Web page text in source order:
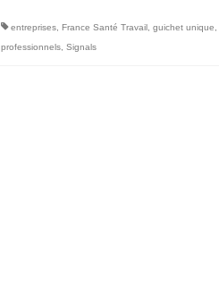
entreprises, France Santé Travail, guichet unique
professionnels, Signals